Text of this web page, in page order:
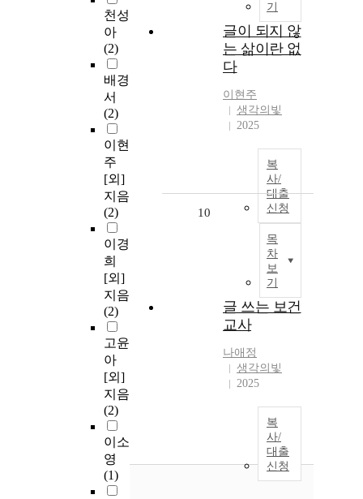
천성
아
(2)
배경
서
(2)
이현
주
[외]
지음
(2)
이경
희
[외]
지음
(2)
고윤
아
[외]
지음
(2)
이소
영
(1)
기
글이 되지 않
는 삶이란 없
다
이현주
생각의빛
2025
복
사/
대출
신청
목
차
보
기
10
글 쓰는 보건
교사
나애정
생각의빛
2025
복
사/
대출
신청